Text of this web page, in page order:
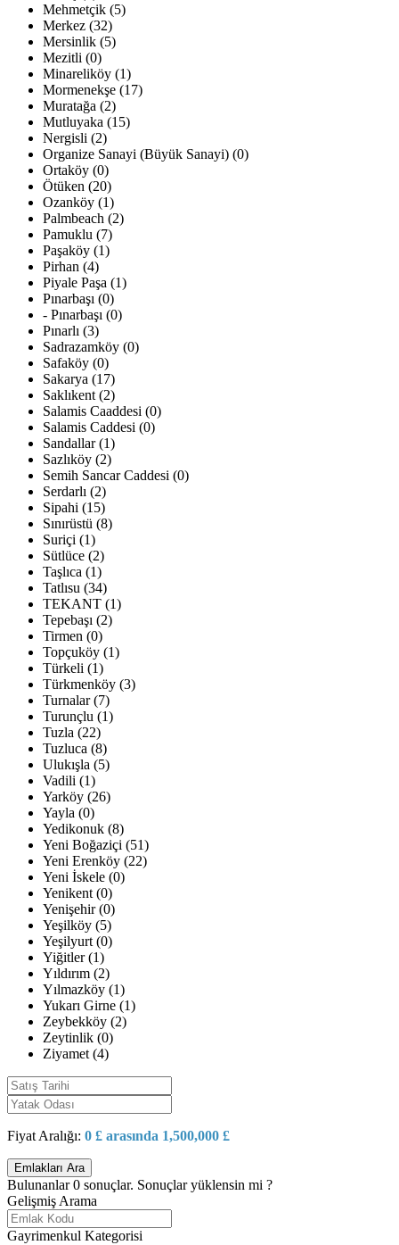
Mehmetçik (5)
Merkez (32)
Mersinlik (5)
Mezitli (0)
Minareliköy (1)
Mormenekşe (17)
Muratağa (2)
Mutluyaka (15)
Nergisli (2)
Organize Sanayi (Büyük Sanayi) (0)
Ortaköy (0)
Ötüken (20)
Ozanköy (1)
Palmbeach (2)
Pamuklu (7)
Paşaköy (1)
Pirhan (4)
Piyale Paşa (1)
Pınarbaşı (0)
- Pınarbaşı (0)
Pınarlı (3)
Sadrazamköy (0)
Safaköy (0)
Sakarya (17)
Saklıkent (2)
Salamis Caaddesi (0)
Salamis Caddesi (0)
Sandallar (1)
Sazlıköy (2)
Semih Sancar Caddesi (0)
Serdarlı (2)
Sipahi (15)
Sınırüstü (8)
Suriçi (1)
Sütlüce (2)
Taşlıca (1)
Tatlısu (34)
TEKANT (1)
Tepebaşı (2)
Tirmen (0)
Topçuköy (1)
Türkeli (1)
Türkmenköy (3)
Turnalar (7)
Turunçlu (1)
Tuzla (22)
Tuzluca (8)
Ulukışla (5)
Vadili (1)
Yarköy (26)
Yayla (0)
Yedikonuk (8)
Yeni Boğaziçi (51)
Yeni Erenköy (22)
Yeni İskele (0)
Yenikent (0)
Yenişehir (0)
Yeşilköy (5)
Yeşilyurt (0)
Yiğitler (1)
Yıldırım (2)
Yılmazköy (1)
Yukarı Girne (1)
Zeybekköy (2)
Zeytinlik (0)
Ziyamet (4)
Fiyat Aralığı: 0 £ arasında 1,500,000 £
Bulunanlar0 sonuçlar. Sonuçlar yüklensin mi ?
Gelişmiş Arama
Gayrimenkul Kategorisi